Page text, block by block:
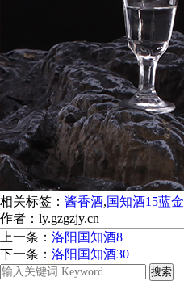
相关标签： 酱香酒,国知酒15蓝金
作者：ly.gzgzjy.cn
上一条： 洛阳国知酒8
下一条： 洛阳国知酒30